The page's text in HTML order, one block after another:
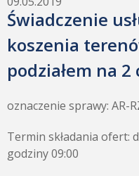
Świadczenie
koszenia
podziałem na 2
oznaczenie sprawy: AR-
Termin składania ofert:
godziny 09:00